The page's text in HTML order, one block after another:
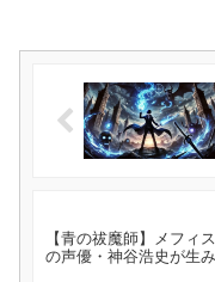
【青の祓魔師】メフィ
の声優・神谷浩史が生